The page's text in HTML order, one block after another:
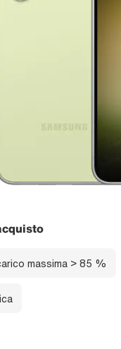
massima > 85 %